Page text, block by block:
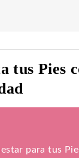
tus Pies
para tus